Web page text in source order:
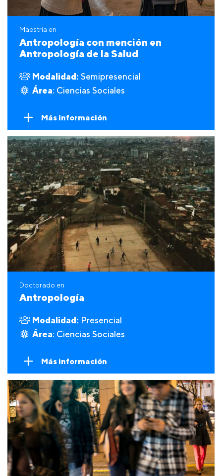
Maestría en
Antropología con mención en
Antropología de la Salud
Modalidad: Semipresencial
Área: Ciencias Sociales
Más información
Doctorado en
Antropología
Modalidad: Presencial
Área: Ciencias Sociales
Más información